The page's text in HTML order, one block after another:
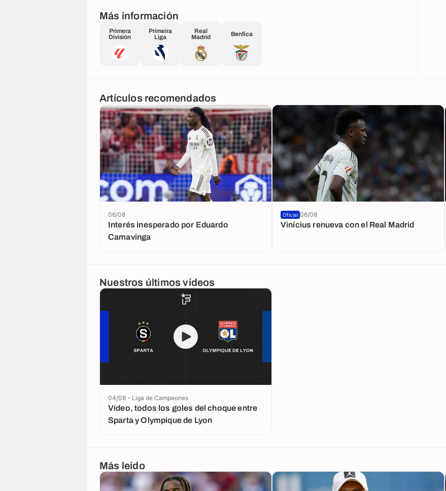
Más información
Primera
División
Primeira
Liga
Real
Madrid
Benfica
Artículos recomendados
Interés inesperado por Eduardo
Camavinga
06/08
Vinícius renueva con el Real Madrid
Oficial 06/08
Nuestros últimos vídeos
Vídeo, todos los goles del choque entre
Sparta y Olympique de Lyon
04/08 - Liga de Campeones
Más leído